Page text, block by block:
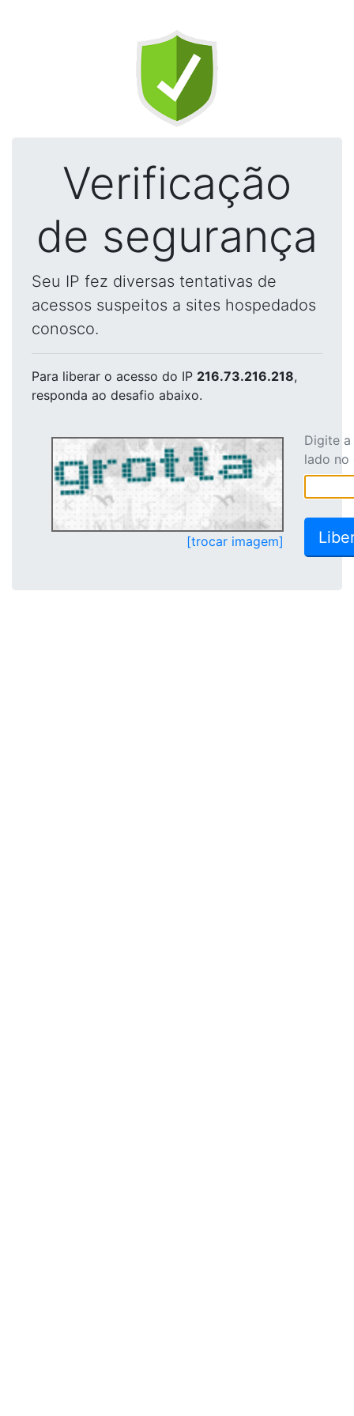
Verificação
de segurança
Seu IP fez diversas tentativas de
acessos suspeitos a sites hospedados
conosco.
Para liberar o acesso do IP 216.73.216.218,
responda ao desafio abaixo.
[trocar imagem]
Digite
lado no